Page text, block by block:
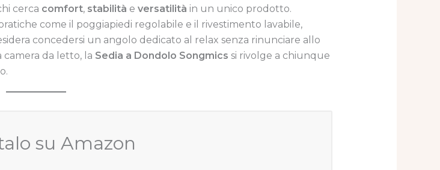
cerca comfort, stabilità e versatilità in un unico prodotto.
come il poggiapiedi regolabile e il rivestimento lavabile,
concedersi un angolo dedicato al relax senza rinunciare allo
da letto, la Sedia a Dondolo Songmics si rivolge a chiunque
su Amazon